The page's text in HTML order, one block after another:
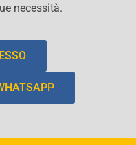
necessità.